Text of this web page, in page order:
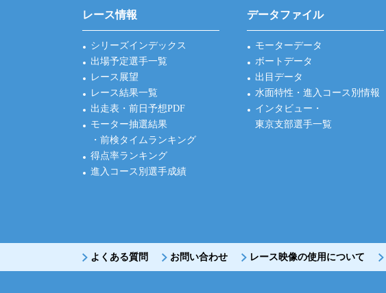
レース情報
シリーズインデックス
出場予定選手一覧
レース展望
レース結果一覧
出走表・前日予想PDF
モーター抽選結果
・前検タイムランキング
得点率ランキング
進入コース別選手成績
データファイル
モーターデータ
ボートデータ
出目データ
水面特性・進入コース別情報
インタビュー・
東京支部選手一覧
よくある質問 お問い合わせ レース映像の使用について